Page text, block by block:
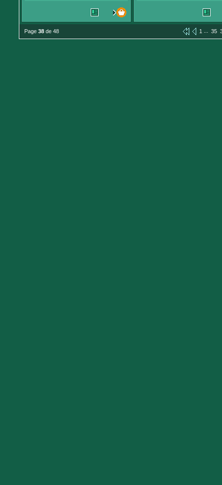
Page 38 de 48 1 ... 35